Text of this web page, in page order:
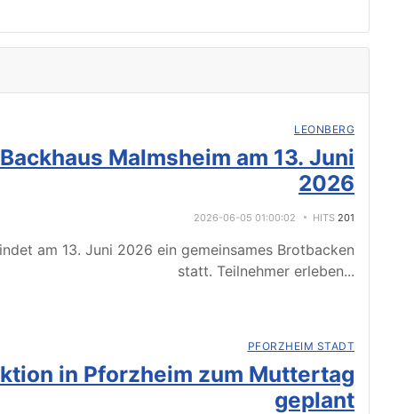
LEONBERG
Malmsheim am 13. Juni
2026
2026-06-05 01:00:02 HITS 201
am 13. Juni 2026 ein gemeinsames Brotbacken
statt. Teilnehmer erleben...
PFORZHEIM STADT
in Pforzheim zum Muttertag
geplant